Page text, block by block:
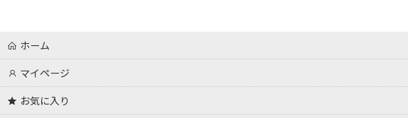
ホーム
マイページ
お気に入り